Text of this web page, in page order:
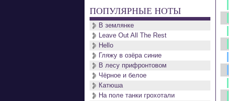
ПОПУЛЯРНЫЕ НОТЫ
В землянке
Leave Out All The Rest
Hello
Гляжу в озёра синие
В лесу прифронтовом
Чёрное и белое
Катюша
На поле танки грохотали